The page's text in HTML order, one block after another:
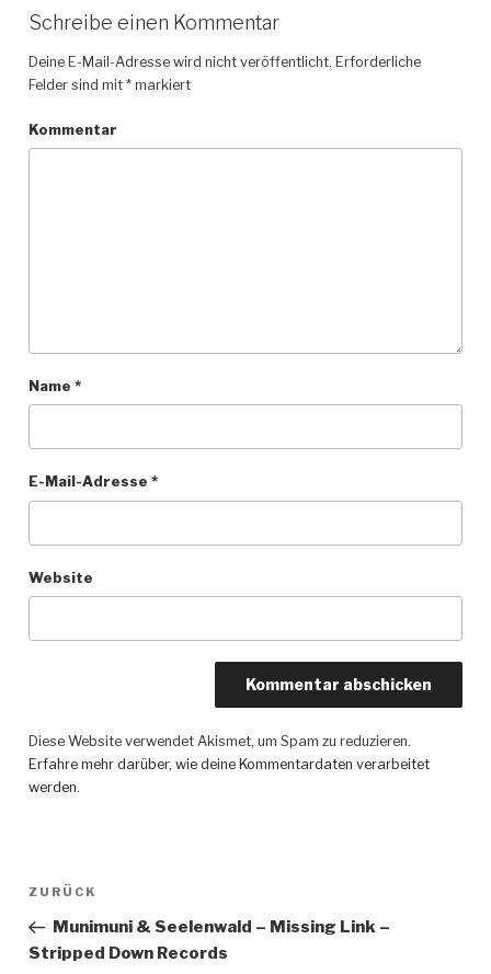
Schreibe einen Kommentar
Deine E-Mail-Adresse wird nicht veröffentlicht. Erforderliche
Felder sind mit *markiert
Kommentar
Name *
E-Mail-Adresse *
Website
Diese Website verwendet Akismet, um Spam zu reduzieren.
Erfahre mehr darüber, wie deine Kommentardaten verarbeitet
werden.
Beitragsnavigation
Vorheriger
Beitrag
ZURÜCK
Munimuni & Seelenwald – Missing Link –
Stripped Down Records